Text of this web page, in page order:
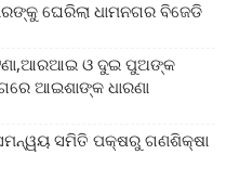
ଘେରିଲା ଧାମନଗର ବିଜେଡି
ଓ ଦୁଇ ପୁଅଙ୍କ
ଆଇଶାଙ୍କ ଧାରଣା
ସମିତି ପକ୍ଷରୁ ଗଣଶିକ୍ଷା